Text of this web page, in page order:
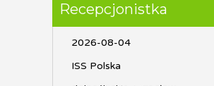
Recepcjonistka
2026-08-04
ISS Polska